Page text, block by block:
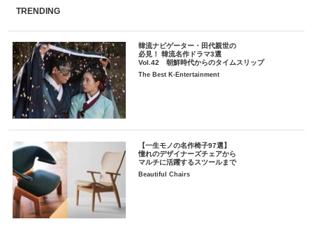
TRENDING
韓流ナビゲーター・田代親世の
必見！ 韓流名作ドラマ3選
Vol.42 朝鮮時代からのタイムスリップ
The Best K-Entertainment
【一生モノの名作椅子97選】
憧れのデザイナーズチェアから
マルチに活躍するスツールまで
Beautiful Chairs